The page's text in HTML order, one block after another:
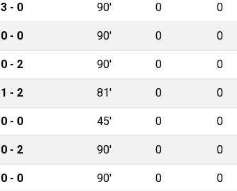
3 - 0 90' 0 0
0 - 0 90' 0 0
0 - 2 90' 0 0
1 - 2 81' 0 0
0 - 0 45' 0 0
0 - 2 90' 0 0
0 - 0 90' 0 0